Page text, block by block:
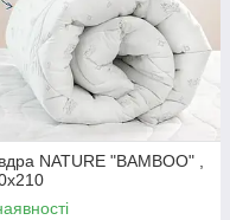
NATURE "BAMBOO" ,